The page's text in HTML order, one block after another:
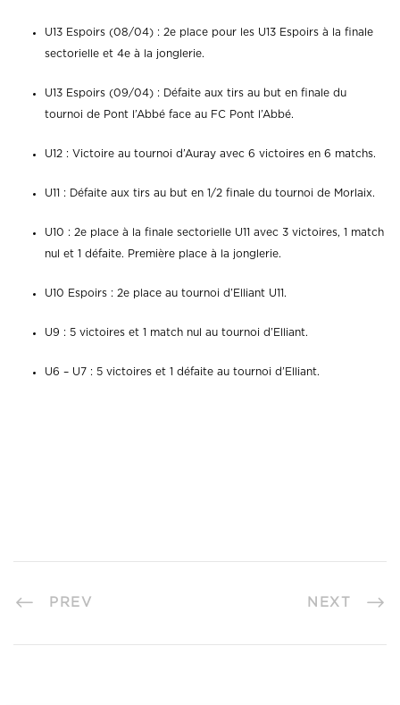
U13 Espoirs (08/04) : 2e place pour les U13 Espoirs à la finale
sectorielle et 4e à la jonglerie.
U13 Espoirs (09/04) : Défaite aux tirs au but en finale du
tournoi de Pont l’Abbé face au FC Pont l’Abbé.
U12 : Victoire au tournoi d’Auray avec 6 victoires en 6 matchs.
U11 : Défaite aux tirs au but en 1/2 finale du tournoi de Morlaix.
U10 : 2e place à la finale sectorielle U11 avec 3 victoires, 1 match
nul et 1 défaite. Première place à la jonglerie.
U10 Espoirs : 2e place au tournoi d’Elliant U11.
U9 : 5 victoires et 1 match nul au tournoi d’Elliant.
U6 – U7 : 5 victoires et 1 défaite au tournoi d’Elliant.
PREV NEXT